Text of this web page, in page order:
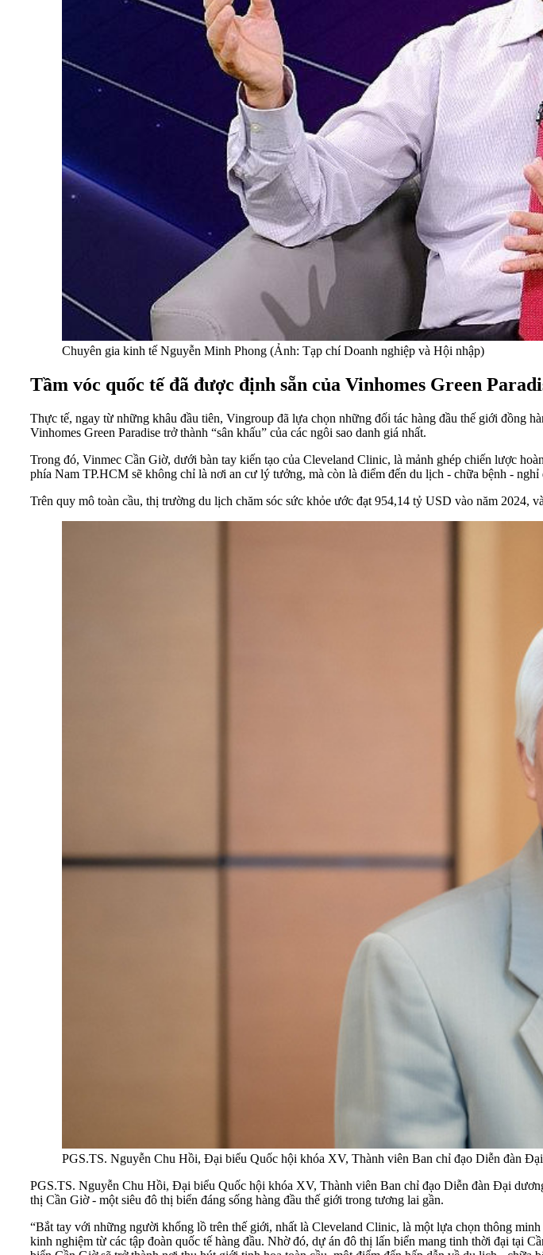
Chuyên gia kinh tế Nguyễn Minh Phong (Ảnh: Tạp chí Doanh nghiệp và Hội nhập)
Tầm vóc quốc tế đã được định sẵn của Vinhomes Green
Thực tế, ngay từ những khâu đầu tiên, Vingroup đã lựa chọn những đối tác hàng đầu thế giới
Vinhomes Green Paradise trở thành “sân khấu” của các ngôi sao danh giá nhất.
Trong đó, Vinmec Cần Giờ, dưới bàn tay kiến tạo của Cleveland Clinic, là mảnh ghép chiến lược
phía Nam TP.HCM sẽ không chỉ là nơi an cư lý tưởng, mà còn là điểm đến du lịch - chữa bệnh - nghỉ
Trên quy mô toàn cầu, thị trường du lịch chăm sóc sức khỏe ước đạt 954,14 tỷ USD vào năm 2024,
PGS.TS. Nguyễn Chu Hồi, Đại biểu Quốc hội khóa XV, Thành viên Ban chỉ đạo Diễn đàn
PGS.TS. Nguyễn Chu Hồi, Đại biểu Quốc hội khóa XV, Thành viên Ban chỉ đạo Diễn đàn Đại
thị Cần Giờ - một siêu đô thị biển đáng sống hàng đầu thế giới trong tương lai gần.
“Bắt tay với những người khổng lồ trên thế giới, nhất là Cleveland Clinic, là một lựa chọn thông
kinh nghiệm từ các tập đoàn quốc tế hàng đầu. Nhờ đó, dự án đô thị lấn biển mang tinh thời đại tại